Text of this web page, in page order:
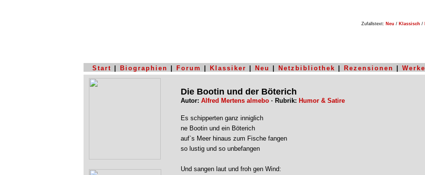
Zufallstext: Neu / Klassisch /
Start Biographien Forum Klassiker Neu Netzbibliothek Rezensionen Werke
Die Bootin und der Böterich
Autor: Alfred Mertens almebo · Rubrik: Humor & Satire
Es schipperten ganz inniglich
ne Bootin und ein Böterich
auf`s Meer hinaus zum Fische fangen
so lustig und so unbefangen
Und sangen laut und froh gen Wind: